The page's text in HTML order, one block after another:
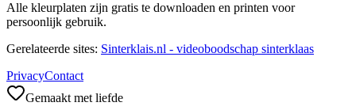
Alle kleurplaten zijn gratis te downloaden en printen voor
persoonlijk gebruik.
Gerelateerde sites: Sinterklais.nl - videoboodschap sinterklaas
PrivacyContact
Gemaakt met liefde